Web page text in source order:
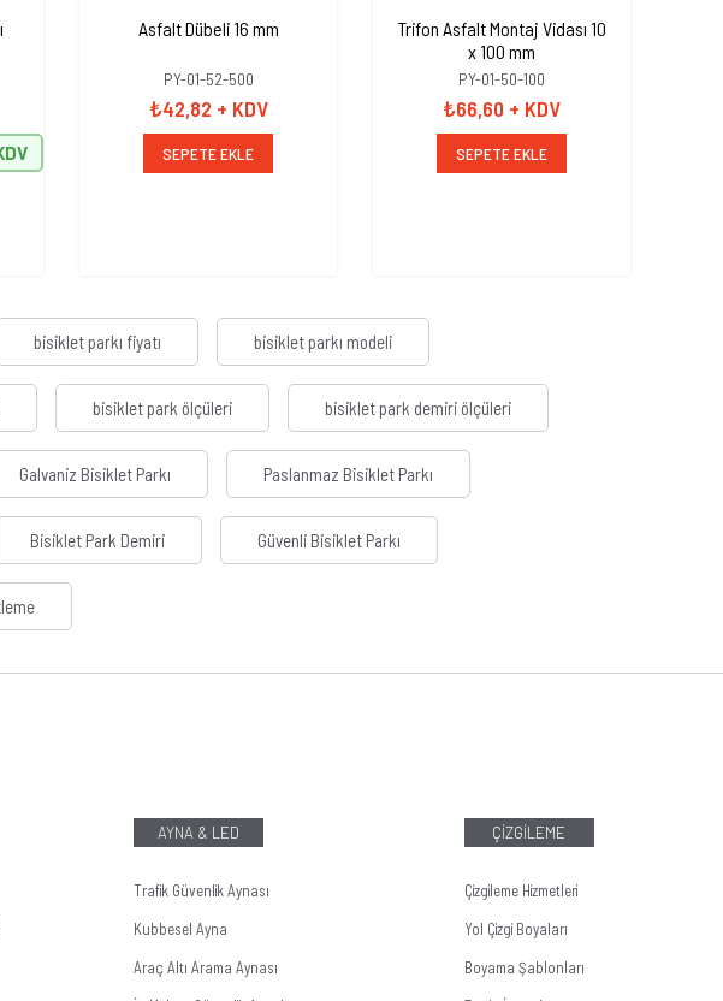
Asfalt Dübeli 16 mm
PY-01-52-500
₺42,82 + KDV
SEPETE EKLE
Trifon Asfalt Montaj Vidası 10
x 100 mm
PY-01-50-100
₺66,60 + KDV
SEPETE EKLE
bisiklet parkı fiyatı bisiklet parkı modeli
bisiklet park ölçüleri bisiklet park demiri ölçüleri
Galvaniz Bisiklet Parkı Paslanmaz Bisiklet Parkı
Bisiklet Park Demiri Güvenli Bisiklet Parkı
AYNA & LED
Trafik Güvenlik Aynası
Kubbesel Ayna
Araç Altı Arama Aynası
ÇİZGİLEME
Çizgileme Hizmetleri
Yol Çizgi Boyaları
Boyama Şablonları